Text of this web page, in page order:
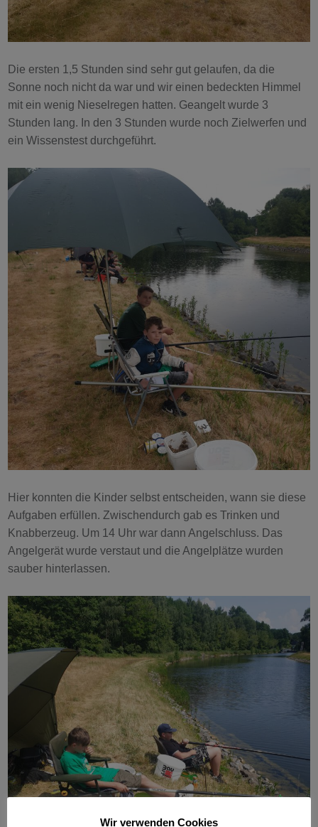
Die ersten 1,5 Stunden sind sehr gut gelaufen, da die
Sonne noch nicht da war und wir einen bedeckten Himmel
mit ein wenig Nieselregen hatten. Geangelt wurde 3
Stunden lang. In den 3 Stunden wurde noch Zielwerfen und
ein Wissenstest durchgeführt.
Hier konnten die Kinder selbst entscheiden, wann sie diese
Aufgaben erfüllen. Zwischendurch gab es Trinken und
Knabberzeug. Um 14 Uhr war dann Angelschluss. Das
Angelgerät wurde verstaut und die Angelplätze wurden
sauber hinterlassen.
Wir verwenden Cookies